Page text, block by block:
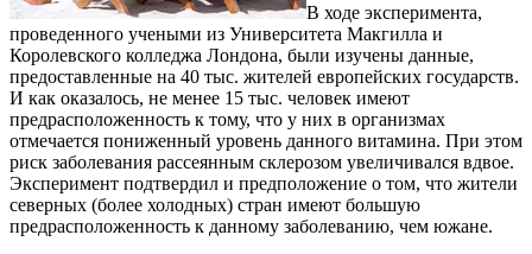
В ходе эксперимента,
проведенного учеными из Университета Макгилла и
Королевского колледжа Лондона, были изучены данные,
предоставленные на 40 тыс. жителей европейских государств.
И как оказалось, не менее 15 тыс. человек имеют
предрасположенность к тому, что у них в организмах
отмечается пониженный уровень данного витамина. При этом
риск заболевания рассеянным склерозом увеличивался вдвое.
Эксперимент подтвердил и предположение о том, что жители
северных (более холодных) стран имеют большую
предрасположенность к данному заболеванию, чем южане.